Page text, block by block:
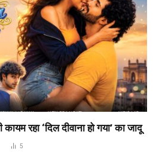
रहा ‘दिल दीवाना हो गया’ का जादू
5